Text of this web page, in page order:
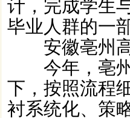
计，完成学生
毕业人群的一
安徽亳州高
今年，亳州
下，按照流程
衬系统化、策